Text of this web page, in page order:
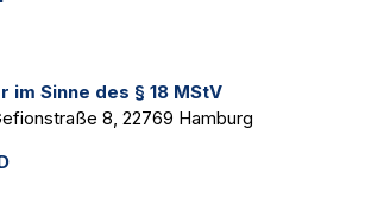
Sinne des § 18 MStV
8, 22769 Hamburg